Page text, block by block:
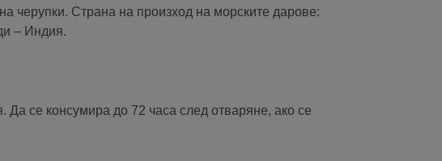
черупки. Страна на произход на морските дарове:
– Индия.
Да се консумира до 72 часа след отваряне, ако се